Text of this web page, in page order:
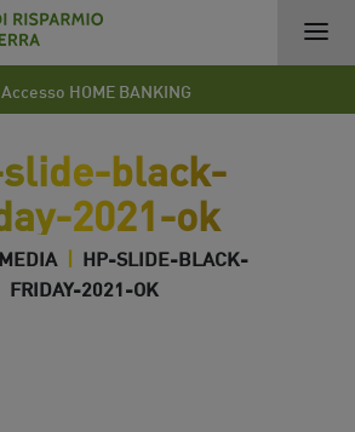
HOME BANKING
black-
2021-ok
MEDIA | HP-SLIDE-BLACK-
FRIDAY-2021-OK